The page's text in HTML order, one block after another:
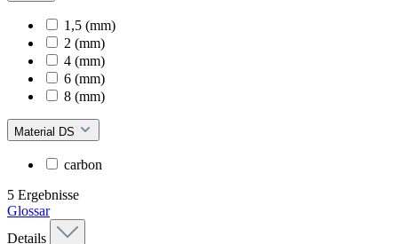
1,5 (mm)
2 (mm)
4 (mm)
6 (mm)
8 (mm)
Material DS
carbon
5 Ergebnisse
Glossar
Details